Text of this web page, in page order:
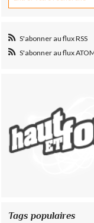
S'abonner au flux RSS
S'abonner au flux
Tags populaires